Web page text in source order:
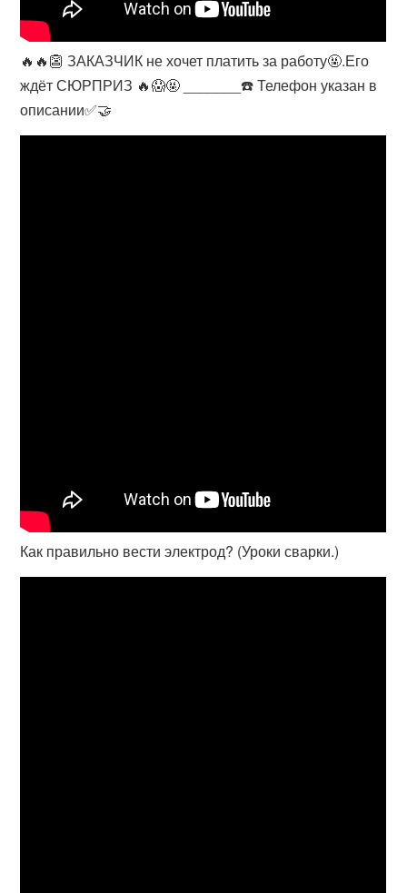
🔥🔥👺 ЗАКАЗЧИК не хочет платить за работу🤬.Его
ждёт СЮРПРИЗ 🔥😱🤬 _______☎️ Телефон указан в
описании✅🤝
Как правильно вести электрод? (Уроки сварки.)